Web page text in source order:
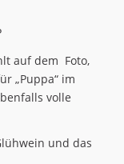
auf dem Foto,
„Puppa“ im
volle
und das